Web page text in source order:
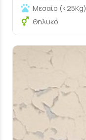
Μεσαίο (<25Kg)
Θηλυκό